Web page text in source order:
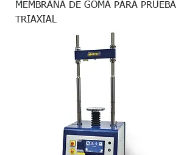
MEMBRANA DE GOMA PARA PRUEBA
TRIAXIAL